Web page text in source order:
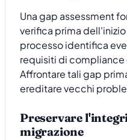
Una gap assessment
verifica prima
processo identifica
requisiti di compliance
Affrontare tali gap
ereditare vecchi
Preservare
migrazione